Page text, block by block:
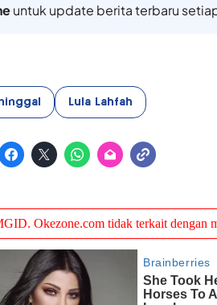
untuk update berita terbaru
Lula Lahfah